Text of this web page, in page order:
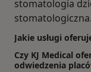
stomatologia
stomatologiczna.
Jakie usługi
Czy KJ Medical
odwiedzenia